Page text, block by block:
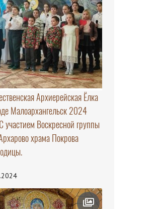
Архиерейская Ёлка
Малоархангельск 2024
участием Воскресной группы
храма Покрова